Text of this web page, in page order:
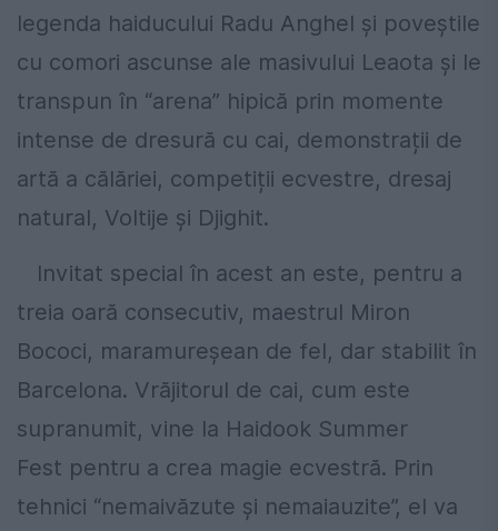
legenda haiducului Radu Anghel și poveștile
cu comori ascunse ale masivului Leaota și le
transpun în “arena” hipică prin momente
intense de dresură cu cai, demonstrații de
artă a călăriei, competiții ecvestre, dresaj
natural, Voltije și Djighit.
Invitat special în acest an este, pentru a
treia oară consecutiv, maestrul Miron
Bococi, maramureșean de fel, dar stabilit în
Barcelona. Vrăjitorul de cai, cum este
supranumit, vine la Haidook Summer
Fest pentru a crea magie ecvestră. Prin
tehnici “nemaivăzute și nemaiauzite”, el va